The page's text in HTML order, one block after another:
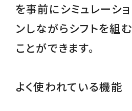
を事前にシミュレーショ
ンしながらシフトを組む
ことができます。
よく使われている機能